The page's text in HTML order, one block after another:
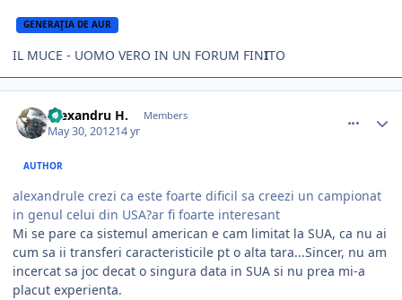
GENERAŢIA DE AUR
IL MUCE - UOMO VERO IN UN FORUM FINITO
Alexandru H. Members
May 30, 201214 yr
AUTHOR
alexandrule crezi ca este foarte dificil sa creezi un campionat
in genul celui din USA?ar fi foarte interesant
Mi se pare ca sistemul american e cam limitat la SUA, ca nu ai
cum sa ii transferi caracteristicile pt o alta tara...Sincer, nu am
incercat sa joc decat o singura data in SUA si nu prea mi-a
placut experienta.